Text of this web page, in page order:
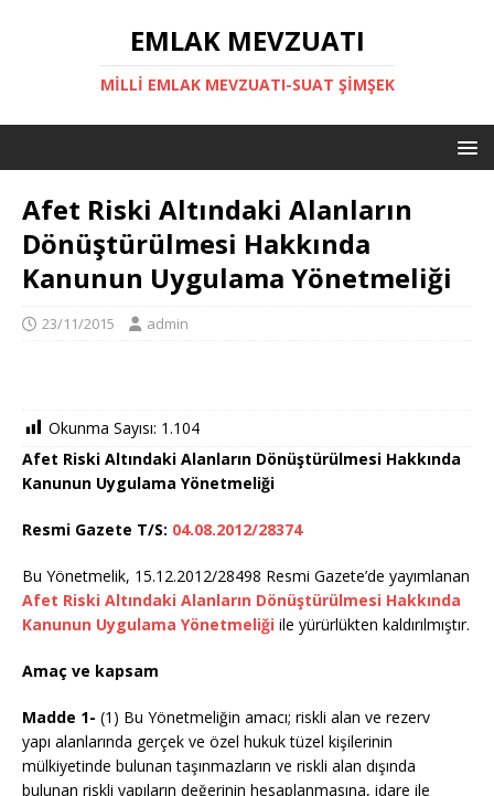
EMLAK MEVZUATI
MILLI EMLAK MEVZUATI-SUAT ŞİMŞEK
Afet Riski Altındaki Alanların
Dönüştürülmesi Hakkında
Kanunun Uygulama Yönetmeliği
23/11/2015 admin
Okunma Sayısı: 1.104
Afet Riski Altındaki Alanların Dönüştürülmesi Hakkında
Kanunun Uygulama Yönetmeliği
Resmi Gazete T/S: 04.08.2012/28374
Bu Yönetmelik, 15.12.2012/28498 Resmi Gazete’de yayımlanan
Afet Riski Altındaki Alanların Dönüştürülmesi Hakkında
Kanunun Uygulama Yönetmeliği ile yürürlükten kaldırılmıştır.
Amaç ve kapsam
Madde 1- (1) Bu Yönetmeliğin amacı; riskli alan ve rezerv
yapı alanlarında gerçek ve özel hukuk tüzel kişilerinin
mülkiyetinde bulunan taşınmazların ve riskli alan dışında
bulunan riskli yapıların değerinin hesaplanmasına, idare ile